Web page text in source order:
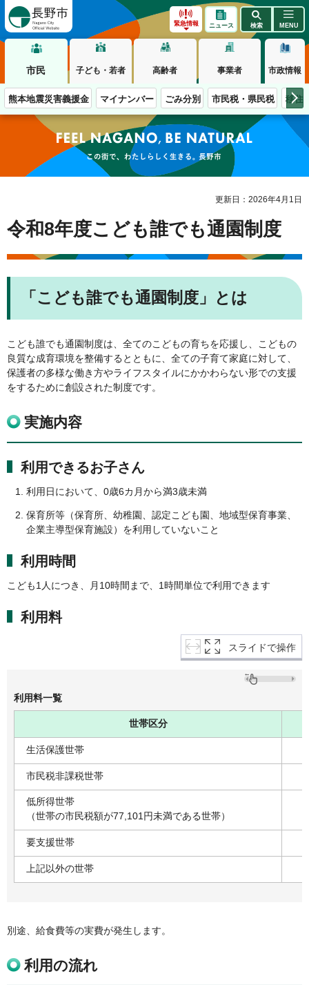
緊急情報 ニュース 検索 MENU
市民 子ども・若者 高齢者 事業者 市政情報
熊本地震災害義援金 マイナンバー ごみ分別 市民税・県民税 移住
この街で、わたしらしく生きる。長野市
更新日：2026年4月1日
令和8年度こども誰でも通園制度
「こども誰でも通園制度」とは
こども誰でも通園制度は、全てのこどもの育ちを応援し、こどもの
良質な成育環境を整備するとともに、全ての子育て家庭に対して、
保護者の多様な働き方やライフスタイルにかかわらない形での支援
をするために創設された制度です。
実施内容
利用できるお子さん
利用日において、0歳6カ月から満3歳未満
保育所等（保育所、幼稚園、認定こども園、地域型保育事業、
企業主導型保育施設）を利用していないこと
利用時間
こども1人につき、月10時間まで、1時間単位で利用できます
利用料
スライドで操作
利用料一覧
世帯区分
生活保護世帯
市民税非課税世帯
低所得世帯
（世帯の市民税額が77,101円未満である世帯）
要支援世帯
上記以外の世帯
別途、給食費等の実費が発生します。
利用の流れ